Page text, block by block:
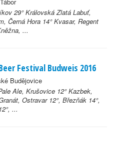
29° Královská Zlatá Labuť,
Černá Hora 14° Kvasar, Regent
...
Festival Budweis 2016
Budějovice
Ale, Krušovice 12° Kazbek,
Ostravar 12°, Březňák 14°,
...